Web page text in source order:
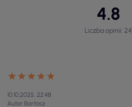
4.8
Liczba opinii: 24
10.10.2025, 22:48
Autor Bartosz